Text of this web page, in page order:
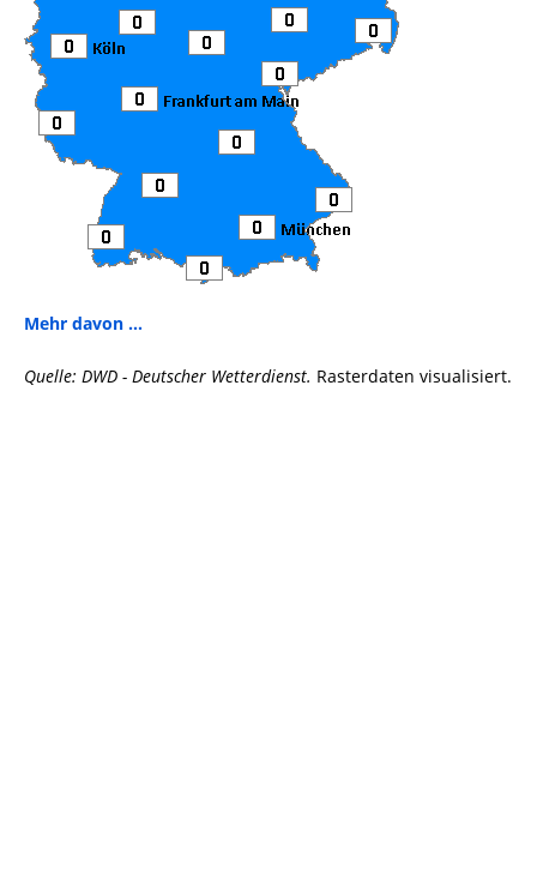
Mehr davon ...
Quelle: DWD - Deutscher Wetterdienst. Rasterdaten visualisiert.